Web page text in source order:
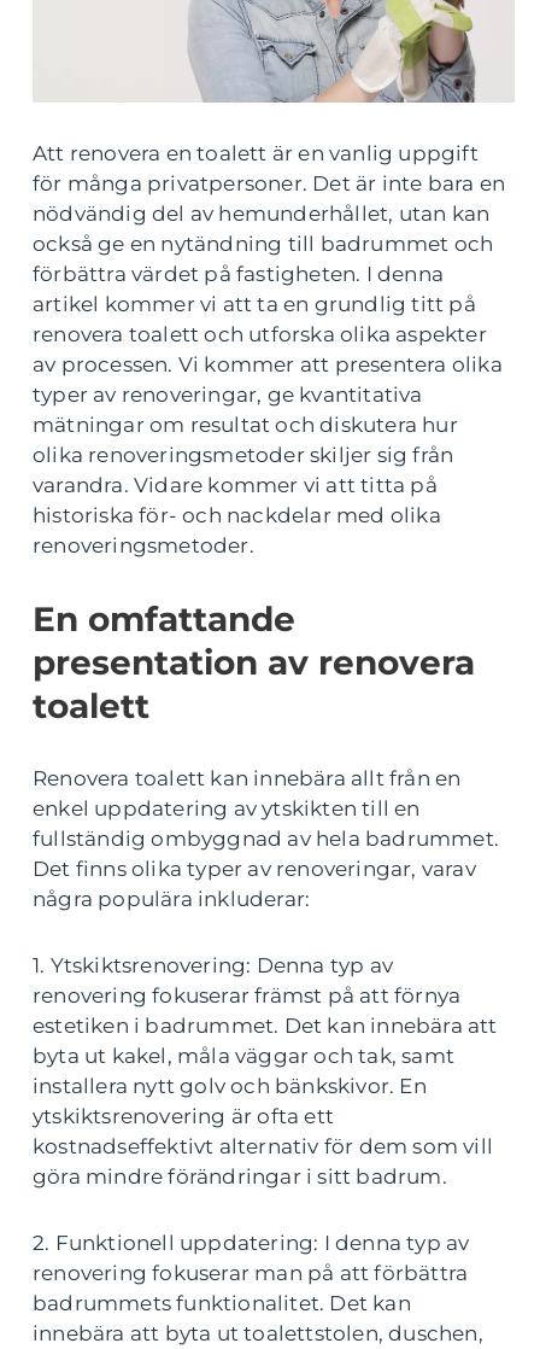
Att renovera en toalett är en vanlig uppgift
för många privatpersoner. Det är inte bara en
nödvändig del av hemunderhållet, utan kan
också ge en nytändning till badrummet och
förbättra värdet på fastigheten. I denna
artikel kommer vi att ta en grundlig titt på
renovera toalett och utforska olika aspekter
av processen. Vi kommer att presentera olika
typer av renoveringar, ge kvantitativa
mätningar om resultat och diskutera hur
olika renoveringsmetoder skiljer sig från
varandra. Vidare kommer vi att titta på
historiska för- och nackdelar med olika
renoveringsmetoder.
En omfattande
presentation av renovera
toalett
Renovera toalett kan innebära allt från en
enkel uppdatering av ytskikten till en
fullständig ombyggnad av hela badrummet.
Det finns olika typer av renoveringar, varav
några populära inkluderar:
1. Ytskiktsrenovering: Denna typ av
renovering fokuserar främst på att förnya
estetiken i badrummet. Det kan innebära att
byta ut kakel, måla väggar och tak, samt
installera nytt golv och bänkskivor. En
ytskiktsrenovering är ofta ett
kostnadseffektivt alternativ för dem som vill
göra mindre förändringar i sitt badrum.
2. Funktionell uppdatering: I denna typ av
renovering fokuserar man på att förbättra
badrummets funktionalitet. Det kan
innebära att byta ut toalettstolen, duschen,